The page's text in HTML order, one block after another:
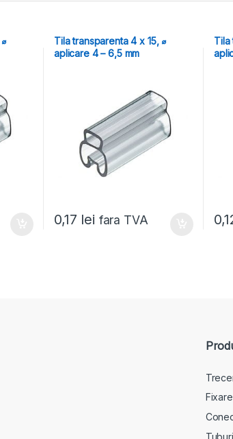
Tila transparenta 4 x 15, ⌀
aplicare 4 – 6,5 mm
0,17 lei fara TVA
Tila